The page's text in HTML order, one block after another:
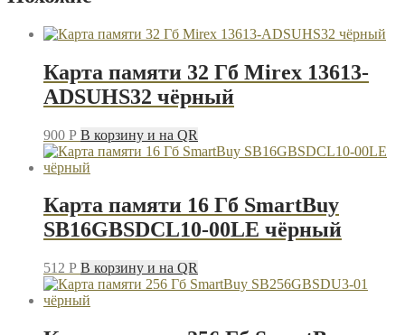
13612-
чёрныйКарта памяти 32 Гб Mirex 13613-
ADSUHS32 чёрный
900 P В корзину и на QR
Карта памяти 16 Гб SmartBuy
SB16GBSDCL10-00LE чёрный
512 P В корзину и на QR